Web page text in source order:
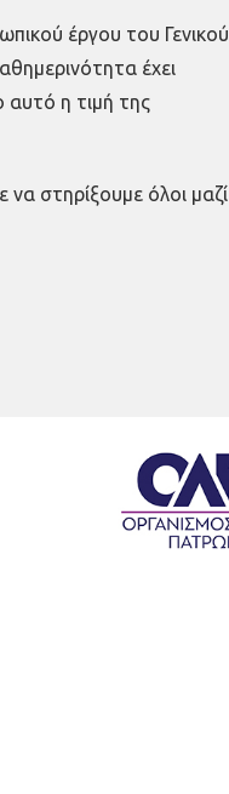
έργου του Γενικού
έχει
αυτό η τιμή της
στηρίξουμε όλοι μαζί